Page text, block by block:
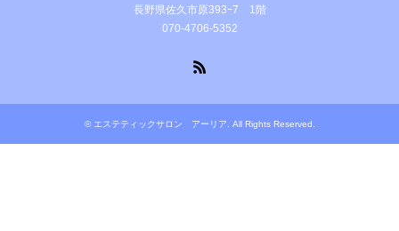
長野県佐久市原393ｰ7 1階
070-4706-5352
© エステティックサロン アーリア . All Rights Reserved.